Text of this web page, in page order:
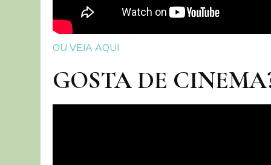
OU VEJA AQUI
GOSTA DE